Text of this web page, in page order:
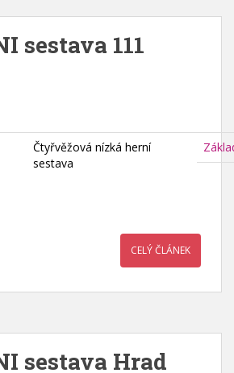
sestava 111
Čtyřvěžová nízká herní
sestava
CELÝ ČLÁNEK
sestava Hrad